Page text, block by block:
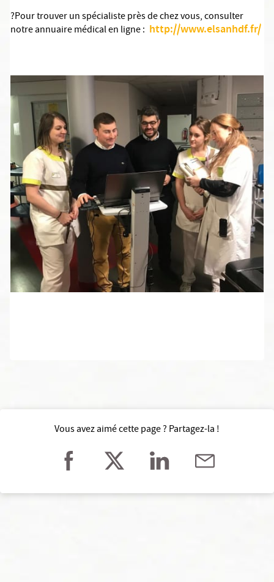
?Pour trouver un spécialiste près de chez vous, consulter
notre annuaire médical en ligne : http://www.elsanhdf.fr/
Vous avez aimé cette page ? Partagez-la !